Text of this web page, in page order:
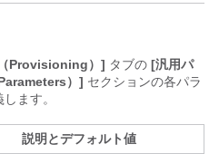
Provisioning）] タブの [汎用パ
）] セクションの各パラ
ます。
説明とデフォルト値